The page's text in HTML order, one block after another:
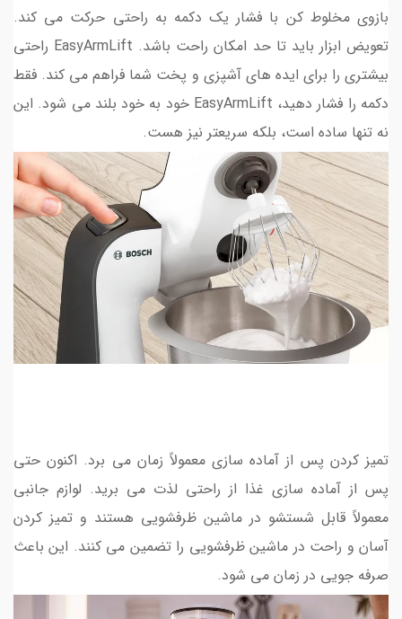
بازوی مخلوط کن با فشار یک دکمه به راحتی حرکت می کند.
تعویض ابزار باید تا حد امکان راحت باشد. EasyArmLift راحتی
بیشتری را برای ایده های آشپزی و پخت شما فراهم می کند. فقط
دکمه را فشار دهید، EasyArmLift خود به خود بلند می شود. این
نه تنها ساده است، بلکه سریعتر نیز هست.
تمیز کردن پس از آماده سازی معمولاً زمان می برد. اکنون حتی
پس از آماده سازی غذا از راحتی لذت می برید. لوازم جانبی
معمولاً قابل شستشو در ماشین ظرفشویی هستند و تمیز کردن
آسان و راحت در ماشین ظرفشویی را تضمین می کنند. این باعث
صرفه جویی در زمان می شود.